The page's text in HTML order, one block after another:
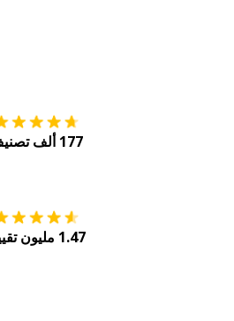
177 ألف تصنيف
1.47 مليون تقييم